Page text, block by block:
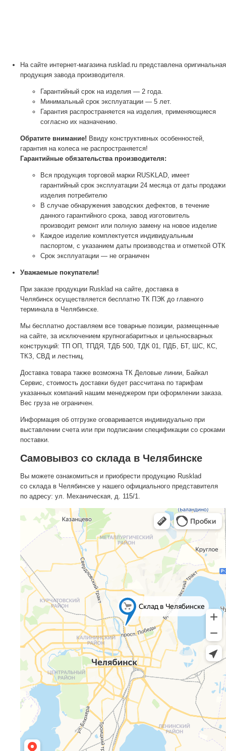
На сайте интернет-магазина rusklad.ru представлена оригинальная
продукция завода производителя.
Гарантийный срок на изделия — 2 года.
Минимальный срок эксплуатации — 5 лет.
Гарантия распространяется на изделия, применяющиеся
согласно их назначению.
Обратите внимание! Ввиду конструктивных особенностей,
гарантия на колеса не распространяется!
Гарантийные обязательства производителя:
Вся продукция торговой марки RUSKLAD, имеет
гарантийный срок эксплуатации 24 месяца от даты продажи
изделия потребителю
В случае обнаружения заводских дефектов, в течение
данного гарантийного срока, завод изготовитель
производит ремонт или полную замену на новое изделие
Каждое изделие комплектуется индивидуальным
паспортом, с указанием даты производства и отметкой ОТК
Срок эксплуатации — не ограничен
Уважаемые покупатели!
При заказе продукции Rusklad на сайте, доставка в
Челябинск осуществляется бесплатно ТК ПЭК до главного
терминала в Челябинске.
Мы бесплатно доставляем все товарные позиции, размещенные
на сайте, за исключением крупногабаритных и цельносварных
конструкций: ТП ОП, ТПДЯ, ТДБ 500, ТДК 01, ПДБ, БТ, ШС, КС,
ТКЗ, СВД и лестниц.
Доставка товара также возможна ТК Деловые линии, Байкал
Сервис, стоимость доставки будет рассчитана по тарифам
указанных компаний нашим менеджером при оформлении заказа.
Вес груза не ограничен.
Информация об отгрузке оговаривается индивидуально при
выставлении счета или при подписании спецификации со сроками
поставки.
Самовывоз со склада в Челябинске
Вы можете ознакомиться и приобрести продукцию Rusklad
со склада в Челябинске у нашего официального представителя
по адресу: ул. Механическая, д. 115/1.